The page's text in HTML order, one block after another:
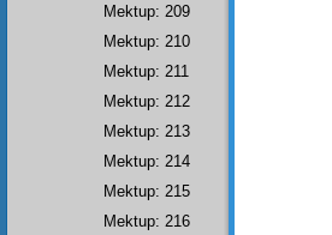
Mektup: 209
Mektup: 210
Mektup: 211
Mektup: 212
Mektup: 213
Mektup: 214
Mektup: 215
Mektup: 216